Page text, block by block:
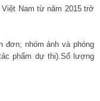
Nam từ năm 2015 trở
đơn; nhóm ảnh và phóng
phẩm dự thi).Số lượng